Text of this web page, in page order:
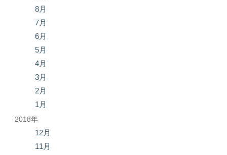
8月
7月
6月
5月
4月
3月
2月
1月
2018年
12月
11月